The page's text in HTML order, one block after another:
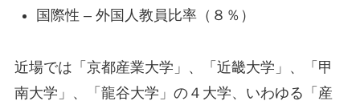
国際性 – 外国人教員比率（８％）
近場では「京都産業大学」、「近畿大学」、「甲
南大学」、「龍谷大学」の４大学、いわゆる「産